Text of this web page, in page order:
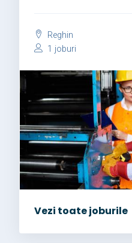
Reghin
1 joburi
Vezi toate joburile